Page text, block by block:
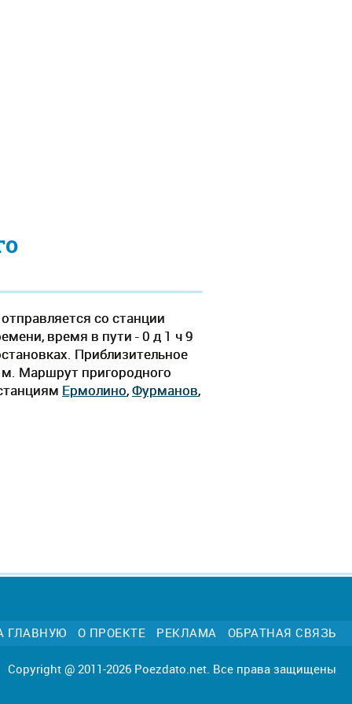
со станции
время в пути - 0 д 1 ч 9
Приблизительное
Маршрут пригородного
Ермолино,Фурманов,
ГЛАВНУЮ О ПРОЕКТЕ РЕКЛАМА ОБРАТНАЯ СВЯЗЬ
Copyright @ 2011-2026 Poezdato.net. Все права защищены